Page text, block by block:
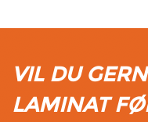
VIL DU
LAMINAT